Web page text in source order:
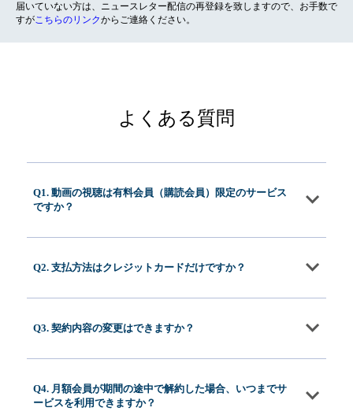
届いていない方は、ニュースレター配信の再登録を致しますので、お手数で
すがこちらのリンクからご連絡ください。
よくある質問
Q1. 動画の視聴は有料会員（購読会員）限定のサービス
ですか？
Q2. 支払方法はクレジットカードだけですか？
Q3. 契約内容の変更はできますか？
Q4. 月額会員が期間の途中で解約した場合、いつまでサ
ービスを利用できますか？